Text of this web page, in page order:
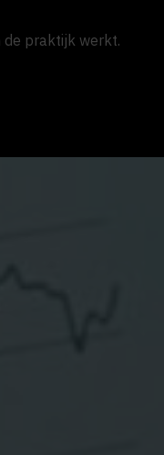
de praktijk werkt.